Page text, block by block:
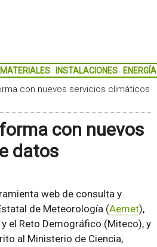
MATERIALES INSTALACIONES ENERGÍA
con nuevos servicios climáticos
con nuevos
datos
web de consulta y
de Meteorología (Aemet),
el Reto Demográfico (Miteco), y
al Ministerio de Ciencia,